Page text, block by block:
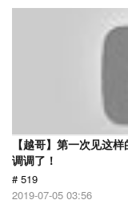
【越哥】第一次见这
调调了！
# 519
2019-07-05 03:56